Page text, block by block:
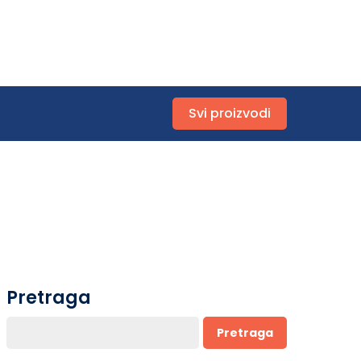
Svi proizvodi
Pretraga
Pretraga